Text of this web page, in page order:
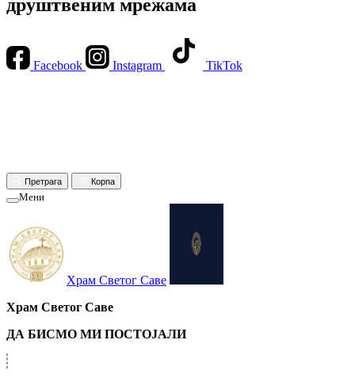
друштвеним мрежама
Facebook Instagram TikTok
Претрага Корпа
Мени
Храм Светог Саве
Храм Светог Саве
ДА БИСМО МИ ПОСТОЈАЛИ